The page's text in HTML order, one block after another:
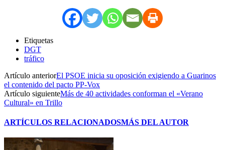
Etiquetas
DGT
tráfico
Artículo anteriorEl PSOE inicia su oposición exigiendo a Guarinos
el contenido del pacto PP-Vox
Artículo siguienteMás de 40 actividades conforman el «Verano
Cultural» en Trillo
ARTÍCULOS RELACIONADOSMÁS DEL AUTOR